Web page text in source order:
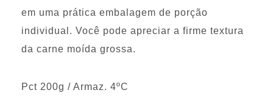
em uma prática embalagem de porção
individual. Você pode apreciar a firme textura
da carne moída grossa.
Pct 200g / Armaz. 4ºC